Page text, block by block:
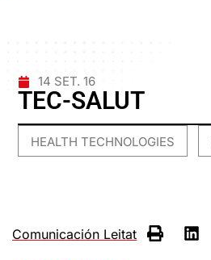
14 SET. 16
TEC-SALUT
HEALTH TECHNOLOGIES
Comunicación Leitat